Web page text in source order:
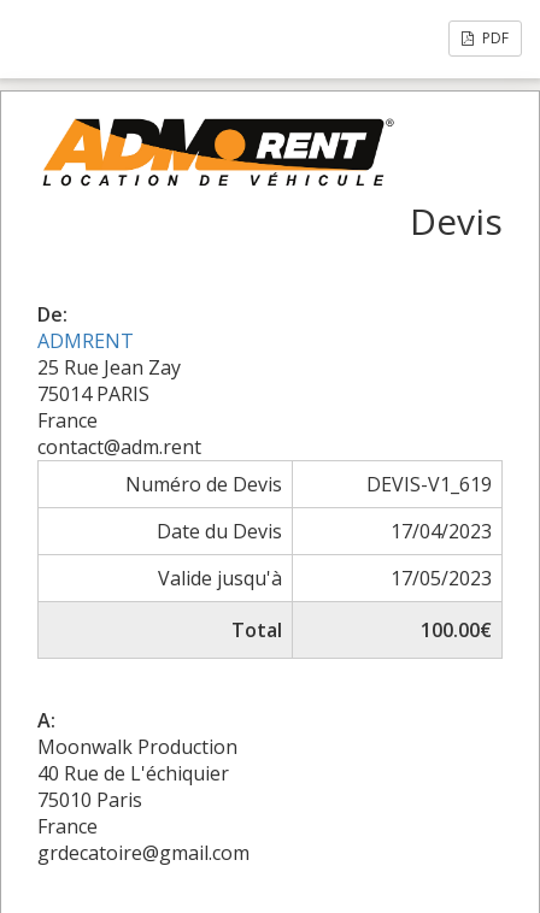
PDF
Devis
De:
ADMRENT
25 Rue Jean Zay
75014 PARIS
France
contact@adm.rent
Numéro de Devis
DEVIS-V1_619
Date du Devis
17/04/2023
Valide jusqu'à
17/05/2023
Total
100.00€
A:
Moonwalk Production
40 Rue de L'échiquier
75010 Paris
France
grdecatoire@gmail.com